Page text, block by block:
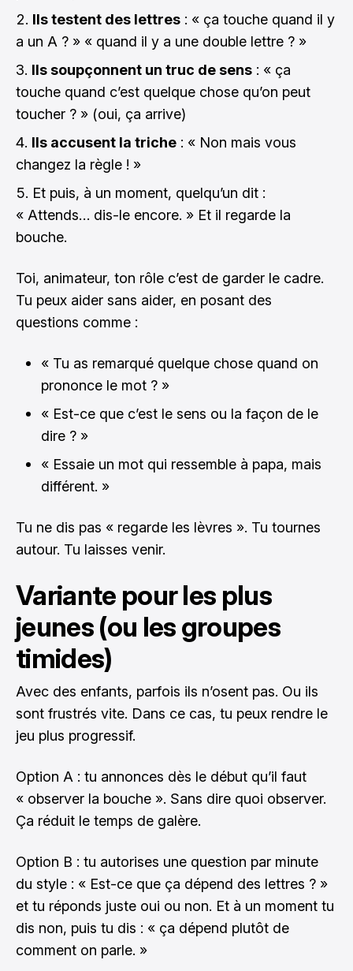
Ils testent des lettres : « ça touche quand il y
a un A ? » « quand il y a une double lettre ? »
Ils soupçonnent un truc de sens : « ça
touche quand c’est quelque chose qu’on peut
toucher ? » (oui, ça arrive)
Ils accusent la triche : « Non mais vous
changez la règle ! »
Et puis, à un moment, quelqu’un dit :
« Attends… dis-le encore. » Et il regarde la
bouche.
Toi, animateur, ton rôle c’est de garder le cadre.
Tu peux aider sans aider, en posant des
questions comme :
« Tu as remarqué quelque chose quand on
prononce le mot ? »
« Est-ce que c’est le sens ou la façon de le
dire ? »
« Essaie un mot qui ressemble à papa, mais
différent. »
Tu ne dis pas « regarde les lèvres ». Tu tournes
autour. Tu laisses venir.
Variante pour les plus
jeunes (ou les groupes
timides)
Avec des enfants, parfois ils n’osent pas. Ou ils
sont frustrés vite. Dans ce cas, tu peux rendre le
jeu plus progressif.
Option A : tu annonces dès le début qu’il faut
« observer la bouche ». Sans dire quoi observer.
Ça réduit le temps de galère.
Option B : tu autorises une question par minute
du style : « Est-ce que ça dépend des lettres ? »
et tu réponds juste oui ou non. Et à un moment tu
dis non, puis tu dis : « ça dépend plutôt de
comment on parle. »